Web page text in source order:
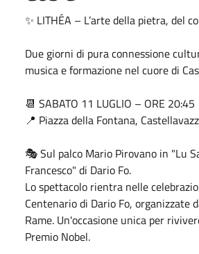
✨ LITHÉA – L’arte della pietra, del
Due giorni di pura connessione
musica e formazione nel cuore di
📆 SABATO 11 LUGLIO – ORE 20:45
📍 Piazza della Fontana,
🎭 Sul palco Mario Pirovano in "Lu
Francesco" di Dario Fo.
Lo spettacolo rientra nelle
Centenario di Dario Fo, organizzate
Rame. Un'occasione unica per
Premio Nobel.